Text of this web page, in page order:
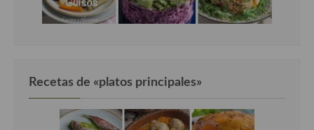
Recetas de «platos principales»